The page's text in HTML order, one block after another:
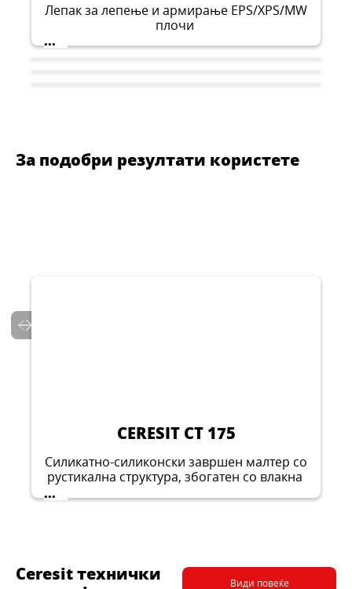
Лепак за лепење и армирање EPS/XPS/MW
плочи
...
За подобри резултати користете
CERESIT CT 175
Силикатно-силиконски завршен малтер со
рустикална структура, збогатен со влакна
...
Ceresit технички
Види повеќе